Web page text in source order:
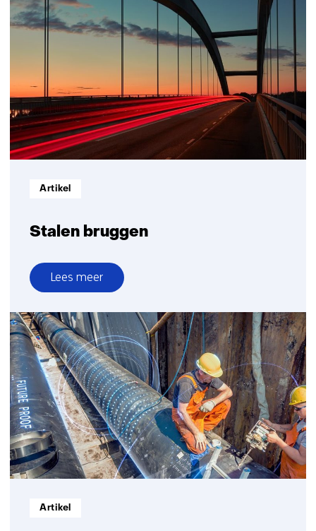
duurzaam
grondwaterbeheer
Stalen bruggen
Informatietype:
Artikel
Lees meer
over
Stalen
bruggen
Informatietype:
Artikel